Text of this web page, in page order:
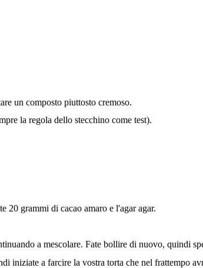
un composto piuttosto cremoso.
la regola dello stecchino come test).
20 grammi di cacao amaro e l'agar agar.
a mescolare. Fate bollire di nuovo, quindi
iniziate a farcire la vostra torta che nel frattempo